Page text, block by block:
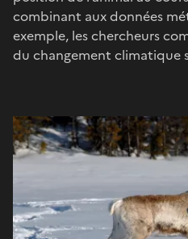
combinant aux données
exemple, les chercheurs
du changement climatique